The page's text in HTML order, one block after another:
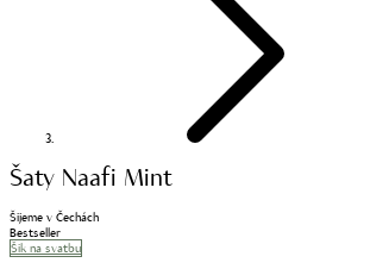
Šaty Naafi Mint
Šijeme v Čechách
Bestseller
Šik na svatbu